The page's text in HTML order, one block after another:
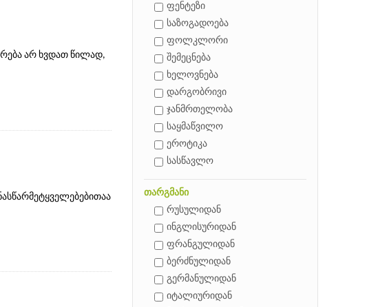
არ ხვდათ წილად,
ფენტეზი
საზოგადოება
ფოლკლორი
შემეცნება
ხელოვნება
დარგობრივი
ჯანმრთელობა
საყმაწვილო
ეროტიკა
სასწავლო
თარგმანი
რუსულიდან
ინგლისურიდან
ფრანგულიდან
ბერძნულიდან
გერმანულიდან
იტალიურიდან